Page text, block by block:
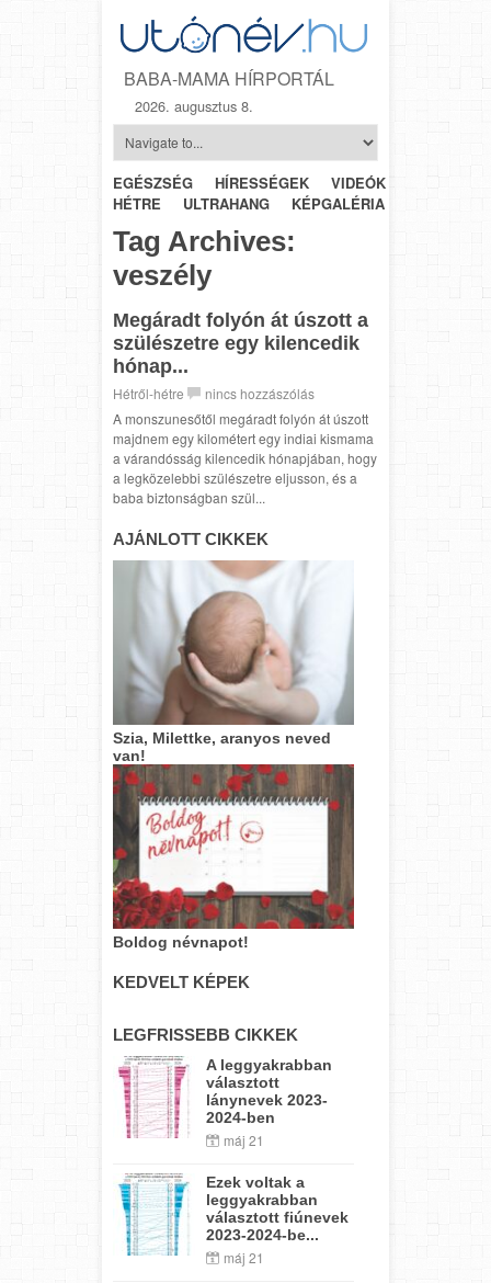
BABA-MAMA HÍRPORTÁL
2026. augusztus 8.
EGÉSZSÉG HÍRESSÉGEK VIDEÓK
HÉTRŐL-
HÉTRE
ULTRAHANG KÉPGALÉRIA
Tag Archives:
veszély
Megáradt folyón át úszott a
szülészetre egy kilencedik
hónap...
Hétről-hétre
nincs hozzászólás
A monszunesőtől megáradt folyón át úszott
majdnem egy kilométert egy indiai kismama
a várandósság kilencedik hónapjában, hogy
a legközelebbi szülészetre eljusson, és a
baba biztonságban szül...
AJÁNLOTT CIKKEK
Szia, Milettke, aranyos neved
van!
Boldog névnapot!
KEDVELT KÉPEK
LEGFRISSEBB CIKKEK
A leggyakrabban
választott
lánynevek 2023-
2024-ben
máj 21
Ezek voltak a
leggyakrabban
választott fiúnevek
2023-2024-be...
máj 21